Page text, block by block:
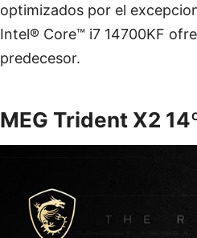
optimizados por el
Intel® Core™ i7 14700KF
predecesor.
MEG Trident X2